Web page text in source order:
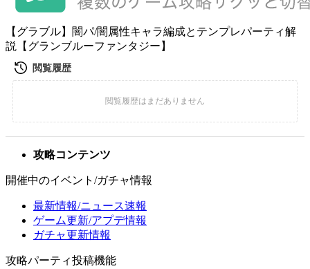
【グラブル】闇パ/闇属性キャラ編成とテンプレパーティ解
説【グランブルーファンタジー】
攻略コンテンツ
開催中のイベント/ガチャ情報
最新情報/ニュース速報
ゲーム更新/アプデ情報
ガチャ更新情報
攻略パーティ投稿機能